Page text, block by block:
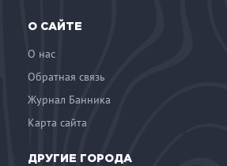
О САЙТЕ
О нас
Обратная связь
Журнал Банника
Карта сайта
ДРУГИЕ ГОРОДА